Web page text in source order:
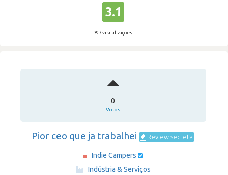
3.1
397 visualizações
0
Votos
Pior ceo que ja trabalhei Review secreta
Indie Campers
Indústria & Serviços